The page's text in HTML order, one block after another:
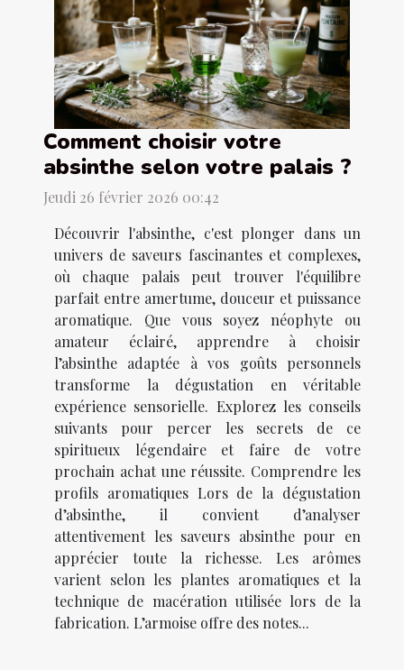
Comment choisir votre
absinthe selon votre palais ?
Jeudi 26 février 2026 00:42
Découvrir l'absinthe, c'est plonger dans un
univers de saveurs fascinantes et complexes,
où chaque palais peut trouver l'équilibre
parfait entre amertume, douceur et puissance
aromatique. Que vous soyez néophyte ou
amateur éclairé, apprendre à choisir
l’absinthe adaptée à vos goûts personnels
transforme la dégustation en véritable
expérience sensorielle. Explorez les conseils
suivants pour percer les secrets de ce
spiritueux légendaire et faire de votre
prochain achat une réussite. Comprendre les
profils aromatiques Lors de la dégustation
d’absinthe, il convient d’analyser
attentivement les saveurs absinthe pour en
apprécier toute la richesse. Les arômes
varient selon les plantes aromatiques et la
technique de macération utilisée lors de la
fabrication. L’armoise offre des notes...